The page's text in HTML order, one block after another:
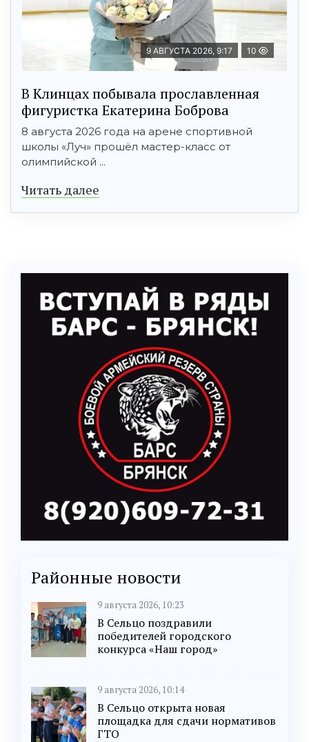
9 АВГУСТА 2026, 9:17 10
В Клинцах побывала прославленная
фигуристка Екатерина Боброва
8 августа 2026 года на арене спортивной
школы «Луч» прошёл мастер-класс от
олимпийской ...
Читать далее
Районные новости
9 августа 2026, 10:23
В Сельцо поздравили
победителей городского
конкурса «Наш город»
9 августа 2026, 10:14
В Сельцо открыта новая
площадка для сдачи нормативов
ГТО